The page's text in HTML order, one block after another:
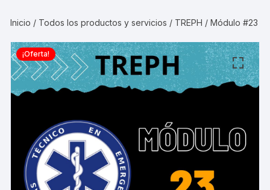
Inicio / Todos los productos y servicios / TREPH / Módulo #23
¡Oferta!